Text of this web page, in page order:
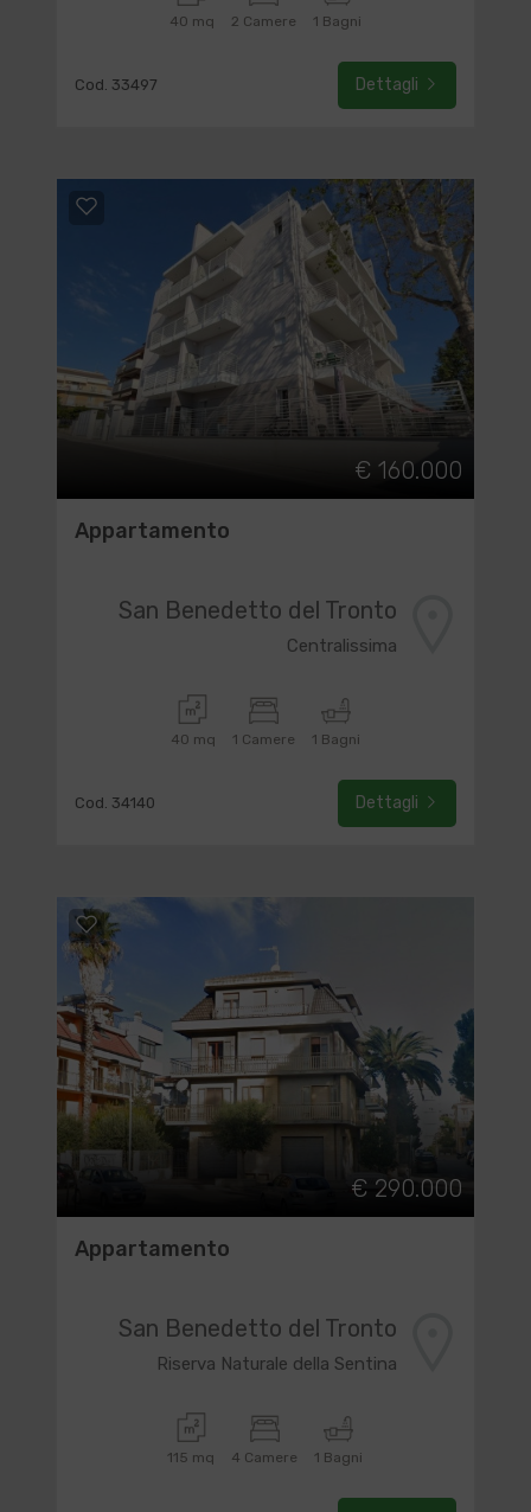
40 mq 2 Camere 1 Bagni
Cod. 33497 Dettagli
€ 160.000
Appartamento
San Benedetto del Tronto
Centralissima
40 mq 1 Camere 1 Bagni
Cod. 34140 Dettagli
€ 290.000
Appartamento
San Benedetto del Tronto
Riserva Naturale della Sentina
115 mq 4 Camere 1 Bagni